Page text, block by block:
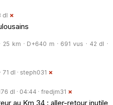
dl
25 km · D+640 m · 691 vus · 42 dl ·
dl · steph031
dl · 04:44 · fredjm31
au Km 34 : aller-retour inutile